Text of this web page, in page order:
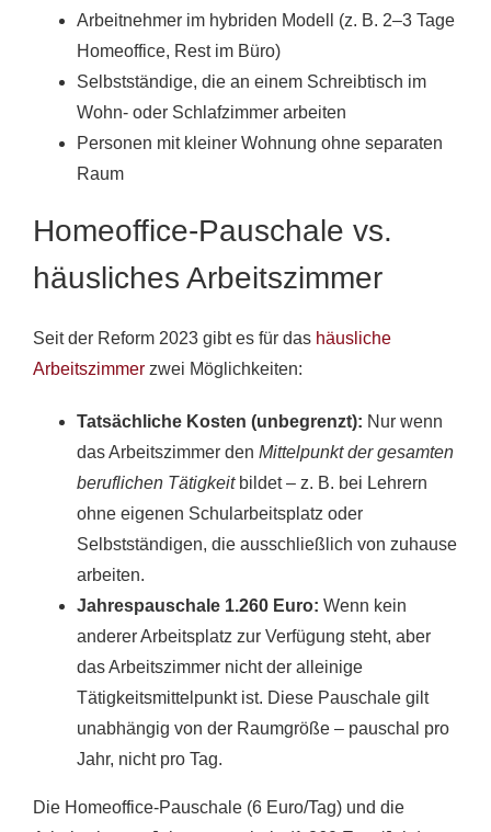
Arbeitnehmer im hybriden Modell (z. B. 2–3 Tage
Homeoffice, Rest im Büro)
Selbstständige, die an einem Schreibtisch im
Wohn- oder Schlafzimmer arbeiten
Personen mit kleiner Wohnung ohne separaten
Raum
Homeoffice-Pauschale vs.
häusliches Arbeitszimmer
Seit der Reform 2023 gibt es für das häusliche
Arbeitszimmerzwei Möglichkeiten:
Tatsächliche Kosten (unbegrenzt): Nur wenn
das Arbeitszimmer den Mittelpunkt der gesamten
beruflichen Tätigkeitbildet – z. B. bei Lehrern
ohne eigenen Schularbeitsplatz oder
Selbstständigen, die ausschließlich von zuhause
arbeiten.
Jahrespauschale 1.260 Euro: Wenn kein
anderer Arbeitsplatz zur Verfügung steht, aber
das Arbeitszimmer nicht der alleinige
Tätigkeitsmittelpunkt ist. Diese Pauschale gilt
unabhängig von der Raumgröße – pauschal pro
Jahr, nicht pro Tag.
Die Homeoffice-Pauschale (6 Euro/Tag) und die